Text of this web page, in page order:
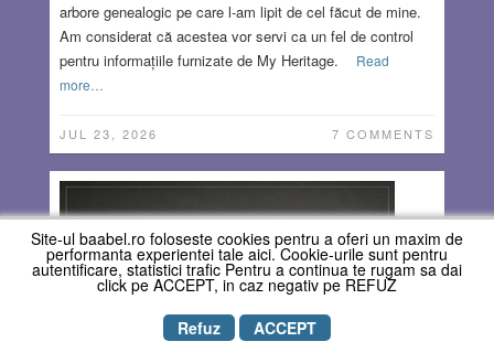
arbore genealogic pe care l-am lipit de cel făcut de mine.
Am considerat că acestea vor servi ca un fel de control
pentru informațiile furnizate de My Heritage.
Read
more…
JUL 23, 2026 7 COMMENTS
Site-ul baabel.ro foloseste cookies pentru a oferi un maxim de
performanta experientei tale aici. Cookie-urile sunt pentru
autentificare, statistici trafic Pentru a continua te rugam sa dai
click pe ACCEPT, in caz negativ pe REFUZ
Refuz
ACCEPT